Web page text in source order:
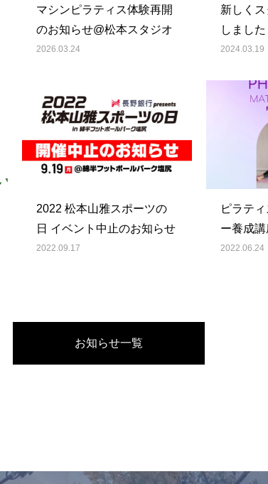
マシンピラティス体験再開
のお知らせ@松本スタジオ
2026.03.24
新しく
しまし
2024.03.19
2022 松本山雅スポーツの
日 イベント中止のお知らせ
2022.09.17
ピラテ
ー養成
2022.06.24
お知らせ一覧